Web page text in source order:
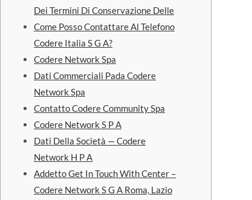
Dei Termini Di Conservazione Delle
Come Posso Contattare Al Telefono
Codere Italia S G A?
Codere Network Spa
Dati Commerciali Pada Codere
Network Spa
Contatto Codere Community Spa
Codere Network S P A
Dati Della Società — Codere
Network H P A
Addetto Get In Touch With Center –
Codere Network S G A Roma, Lazio